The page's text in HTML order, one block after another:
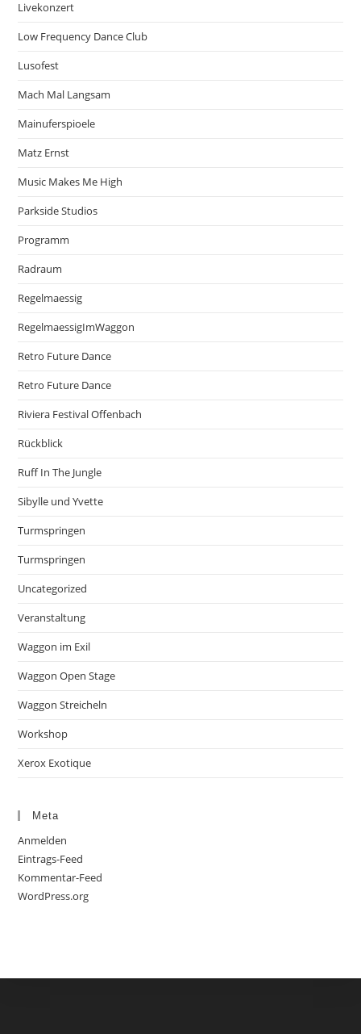
Livekonzert
Low Frequency Dance Club
Lusofest
Mach Mal Langsam
Mainuferspioele
Matz Ernst
Music Makes Me High
Parkside Studios
Programm
Radraum
Regelmaessig
RegelmaessigImWaggon
Retro Future Dance
Retro Future Dance
Riviera Festival Offenbach
Rückblick
Ruff In The Jungle
Sibylle und Yvette
Turmspringen
Turmspringen
Uncategorized
Veranstaltung
Waggon im Exil
Waggon Open Stage
Waggon Streicheln
Workshop
Xerox Exotique
Meta
Anmelden
Eintrags-Feed
Kommentar-Feed
WordPress.org